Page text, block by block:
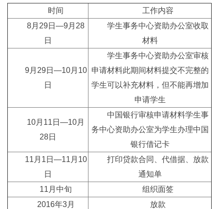
时间
工作内容
8月29日—9月28
日
学生事务中心资助办公室收取
材料
9月29日—10月10
日
学生事务中心资助办公室审核
申请材料此期间材料提交不完整的
学生可以补充材料，但不能再增加
申请学生
10月11日—10月
28日
中国银行审核申请材料学生事
务中心资助办公室为学生办理中国
银行借记卡
11月1日—11月10
日
打印贷款合同、代借据、放款
通知单
11月中旬
组织面签
2016年3月
放款